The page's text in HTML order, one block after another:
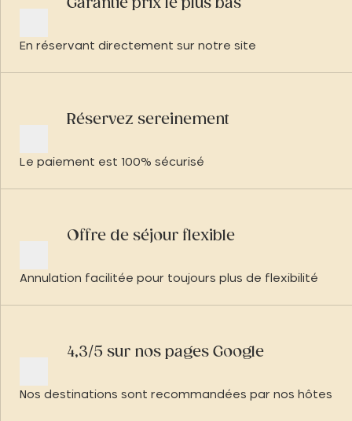
Garantie prix le plus bas
En réservant directement sur notre site
Réservez sereinement
Le paiement est 100% sécurisé
Offre de séjour flexible
Annulation facilitée pour toujours plus de flexibilité
4,3/5 sur nos pages Google
Nos destinations sont recommandées par nos hôtes